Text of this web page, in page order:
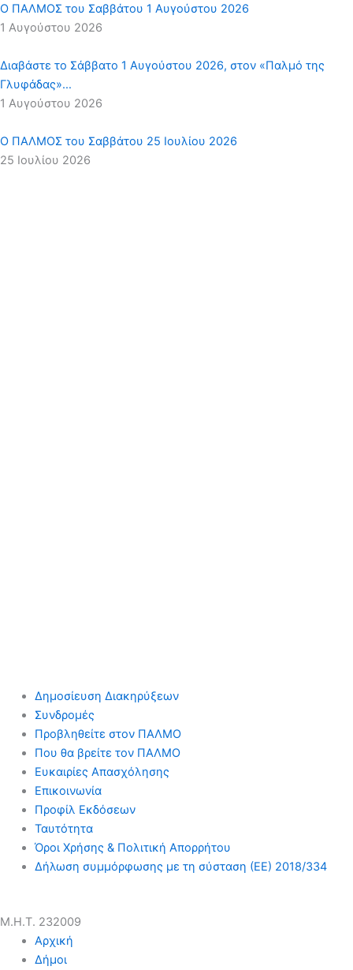
Ο ΠΑΛΜΟΣ του Σαββάτου 1 Αυγούστου 2026
1 Αυγούστου 2026
Διαβάστε το Σάββατο 1 Αυγούστου 2026, στον «Παλμό της
Γλυφάδας»…
1 Αυγούστου 2026
Ο ΠΑΛΜΟΣ του Σαββάτου 25 Ιουλίου 2026
25 Ιουλίου 2026
Δημοσίευση Διακηρύξεων
Συνδρομές
Προβληθείτε στον ΠΑΛΜΟ
Που θα βρείτε τον ΠΑΛΜΟ
Ευκαιρίες Απασχόλησης
Επικοινωνία
Προφίλ Εκδόσεων
Ταυτότητα
Όροι Χρήσης & Πολιτική Απορρήτου
Δήλωση συμμόρφωσης με τη σύσταση (ΕΕ) 2018/334
Μ.Η.Τ. 232009
Αρχική
Δήμοι